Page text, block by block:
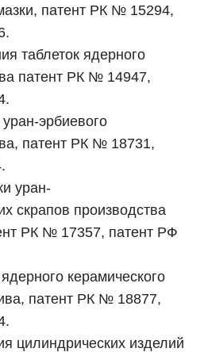
патент РК № 15294,
таблеток ядерного
патент РК № 14947,
эрбиевого
патент РК № 18731,
уран-
скрапов производства
РК № 17357, патент РФ
керамического
патент РК № 18877,
цилиндрических изделий